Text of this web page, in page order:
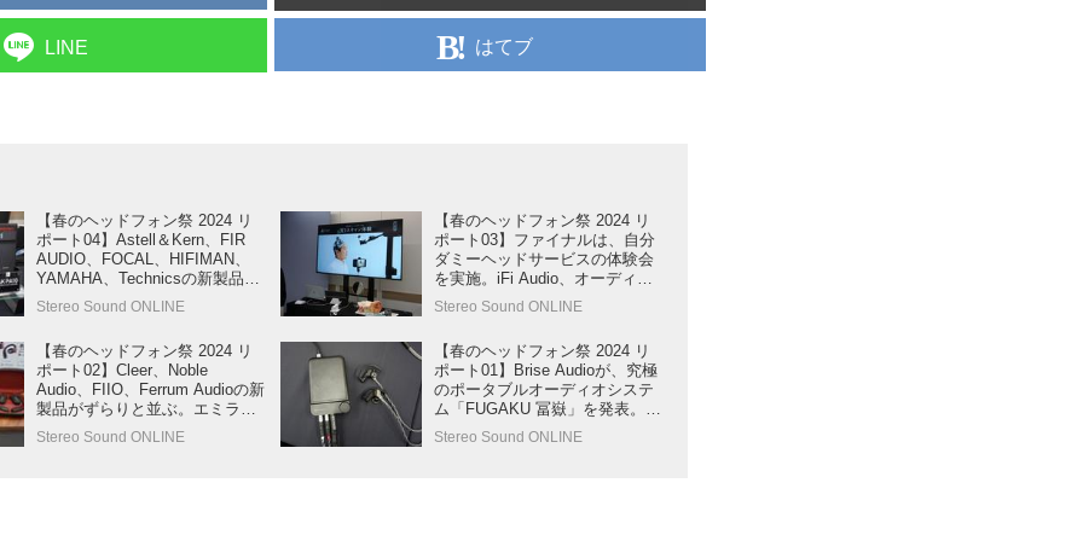
LINE はてブ
【春のヘッドフォン祭 2024 リ
ポート04】Astell＆Kern、FIR
AUDIO、FOCAL、HIFIMAN、
YAMAHA、Technicsの新製品、
人気モデルは試聴ブースが大き
な人気を集めた
Stereo Sound ONLINE
【春のヘッドフォン祭 2024 リ
ポート03】ファイナルは、自分
ダミーヘッドサービスの体験会
を実施。iFi Audio、オーディオ
テクニカ、ティアックブースの
注目製品も大人気！
Stereo Sound ONLINE
【春のヘッドフォン祭 2024 リ
ポート02】Cleer、Noble
Audio、FIIO、Ferrum Audioの新
製品がずらりと並ぶ。エミライ
が、注目モデルを一挙紹介
Stereo Sound ONLINE
【春のヘッドフォン祭 2024 リ
ポート01】Brise Audioが、究極
のポータブルオーディオシステ
ム「FUGAKU 冨嶽」を発表。イ
ヤホン、アンプ、ケーブルのす
べてにこだわり尽くした
Stereo Sound ONLINE